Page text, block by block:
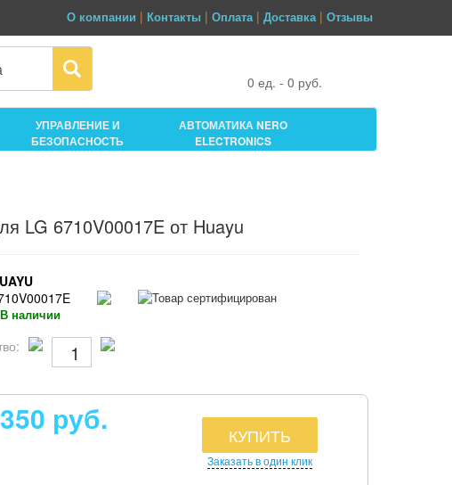
О компании | Контакты | Оплата | Доставка | Отзывы
0 ед. - 0 руб.
УПРАВЛЕНИЕ И
БЕЗОПАСНОСТЬ
АВТОМАТИКА NERO
ELECTRONICS
LG 6710V00017E от Huayu
наличии
350 руб. КУПИТЬ
Заказать в один клик